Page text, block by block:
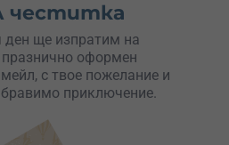
честитка
ден ще изпратим на
празнично оформен
с твое пожелание и
приключение.